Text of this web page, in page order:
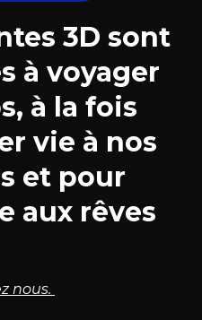
3D sont
à voyager
à la fois
vie à nos
et pour
aux rêves
nous.